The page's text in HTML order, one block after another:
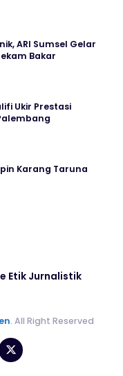
ARI Sumsel Gelar
Bakar
Ukir Prestasi
Karang Taruna
Etik Jurnalistik
. All Right Reserved